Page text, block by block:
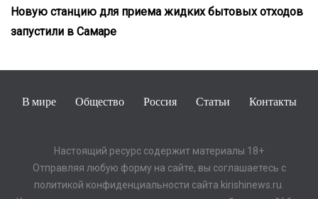
Новую станцию для приема жидких бытовых отходов
запустили в Самаре
В мире Общество Россия Статьи Контакты
Настоящий ресурс содержит материалы 18+
Отправляя любую форму на сайте, вы соглашаетесь с
политикой конфиденциальности сайта kirishinews.ru.